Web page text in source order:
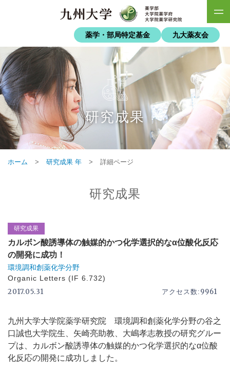
薬学・部局特定基金 九大薬友会
研究成果
ホーム > 研究成果 年 > 詳細ページ
研究成果
研究成果
カルボン酸誘導体の触媒的かつ化学選択的なα位酸化反応
の開発に成功！
環境調和創薬化学分野
Organic Letters (IF 6.732)
2017.05.31 アクセス数: 9961
九州大学大学院薬学研究院 環境調和創薬化学分野の谷之
口誠也大学院生、矢崎亮助教、大嶋孝志教授の研究グルー
プは、カルボン酸誘導体の触媒的かつ化学選択的なα位酸
化反応の開発に成功しました。